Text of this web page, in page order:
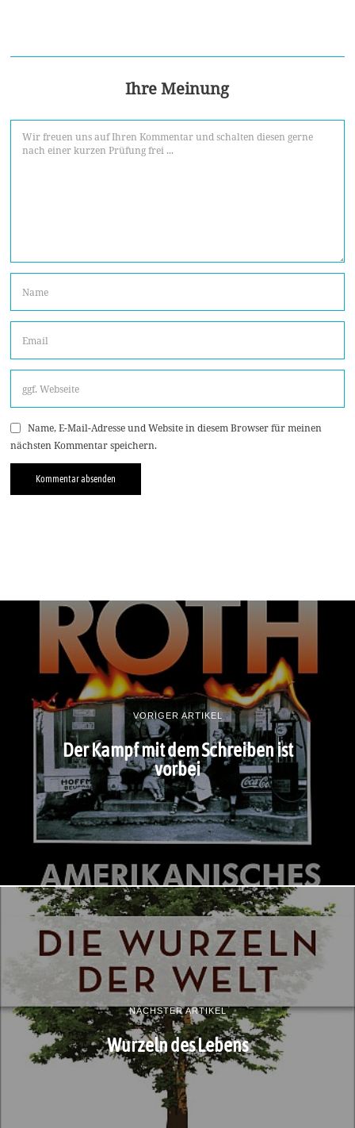
Ihre Meinung
Name, E-Mail-Adresse und Website in diesem Browser für meinen
nächsten Kommentar speichern.
VORIGER ARTIKEL
Der Kampf mit dem Schreiben ist
vorbei
NÄCHSTER ARTIKEL
Wurzeln des Lebens